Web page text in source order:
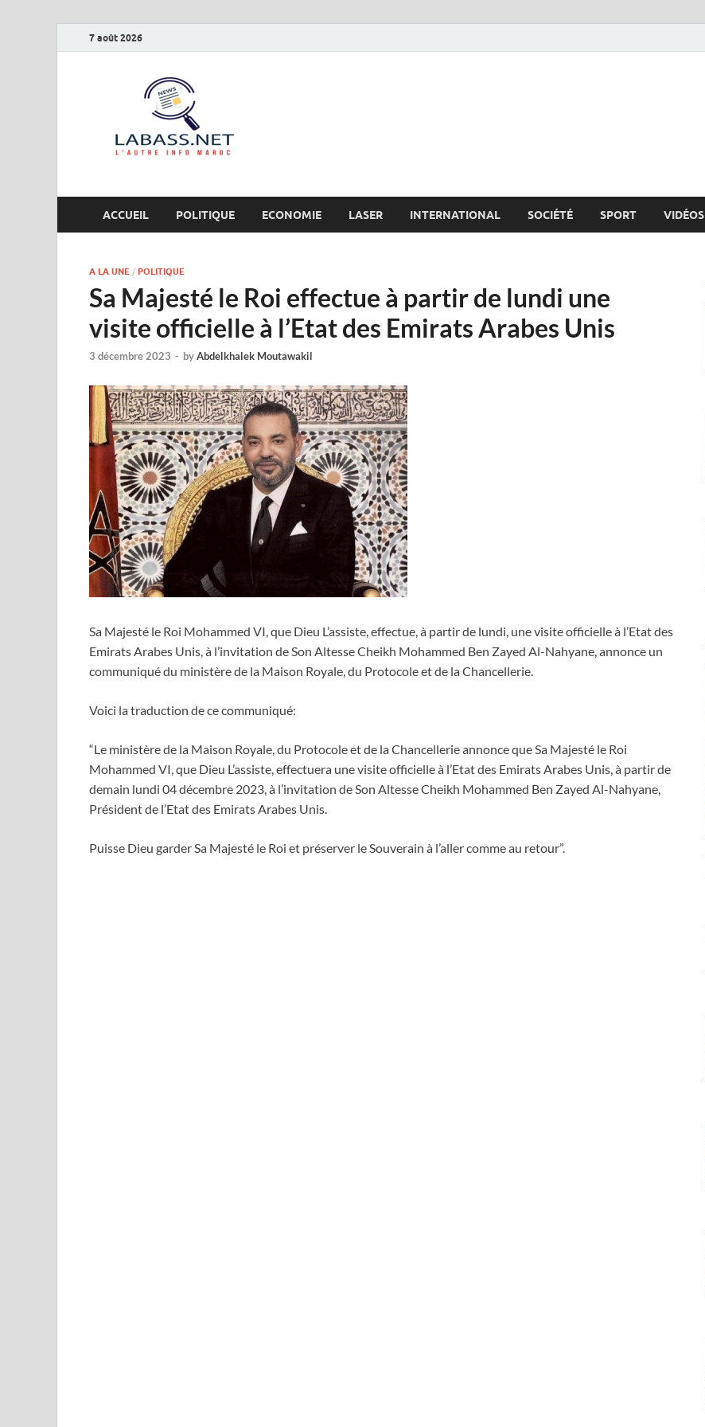
7 août 2026
ACCUEIL POLITIQUE ECONOMIE LASER INTERNATIONAL SOCIÉTÉ SPORT VIDÉOS
A LA UNE / POLITIQUE
Sa Majesté le Roi effectue à partir de lundi une
visite officielle à l’Etat des Emirats Arabes Unis
3 décembre 2023 - byAbdelkhalek Moutawakil
Sa Majesté le Roi Mohammed VI, que Dieu L’assiste, effectue, à partir de lundi, une visite officielle à l’Etat des
Emirats Arabes Unis, à l’invitation de Son Altesse Cheikh Mohammed Ben Zayed Al-Nahyane, annonce un
communiqué du ministère de la Maison Royale, du Protocole et de la Chancellerie.
Voici la traduction de ce communiqué:
“Le ministère de la Maison Royale, du Protocole et de la Chancellerie annonce que Sa Majesté le Roi
Mohammed VI, que Dieu L’assiste, effectuera une visite officielle à l’Etat des Emirats Arabes Unis, à partir de
demain lundi 04 décembre 2023, à l’invitation de Son Altesse Cheikh Mohammed Ben Zayed Al-Nahyane,
Président de l’Etat des Emirats Arabes Unis.
Puisse Dieu garder Sa Majesté le Roi et préserver le Souverain à l’aller comme au retour”.